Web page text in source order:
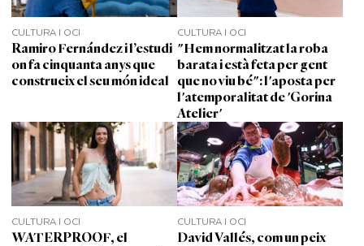
CULTURA I OCI
Ramiro Fernández i l’estudi
on fa cinquanta anys que
construeix el seu món ideal
CULTURA I OCI
"Hem normalitzat la roba
barata i està feta per gent
que no viu bé": l'aposta per
l'atemporalitat de 'Gorina
Atelier'
CULTURA I OCI
WATERPROOF, el
CULTURA I OCI
David Vallés, com un peix